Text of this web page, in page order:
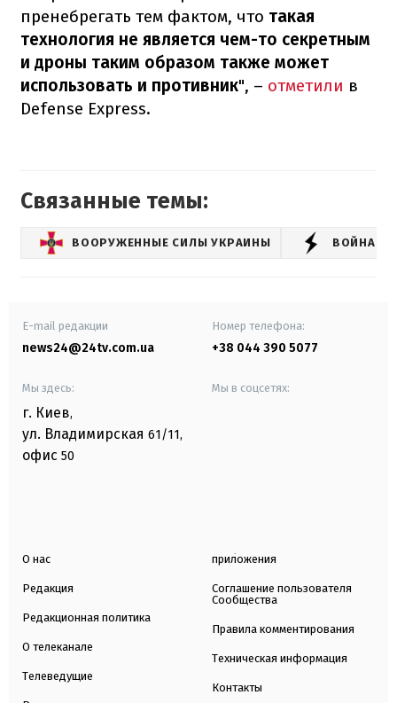
пренебрегать тем фактом, что такая
технология не является чем-то секретным
и дроны таким образом также может
использовать и противник", – отметили в
Defense Express.
Связанные темы:
ВООРУЖЕННЫЕ СИЛЫ УКРАИНЫ ВОЙНА
E-mail редакции
news24@24tv.com.ua
Номер телефона:
+38 044 390 5077
Мы здесь:
г. Киев,
ул. Владимирская 61/11,
офис 50
Мы в соцсетях:
О нас
Редакция
Редакционная политика
О телеканале
Телеведущие
приложения
Соглашение пользователя
Сообщества
Правила комментирования
Техническая информация
Контакты